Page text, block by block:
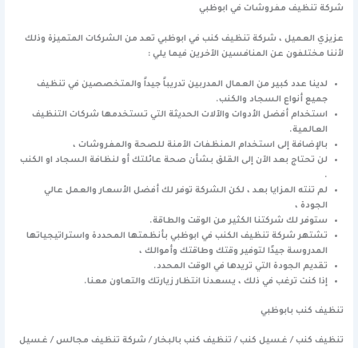
شركة تنظيف مفروشات في ابوظبي
عزيزي العميل ، شركة تنظيف كنب في ابوظبي تعد من الشركات المتميزة وذلك
لأننا مختلفون عن المنافسين الآخرين فيما يلي :
لدينا عدد كبير من العمال المدربين تدريباً جيداً والمتخصصين في تنظيف
جميع أنواع السجاد والكنب.
استخدام أفضل الأدوات والآلات الحديثة التي تستخدمها شركات التنظيف
العالمية.
بالإضافة إلى استخدام المنظفات الآمنة للصحة والمفروشات ،
لن تحتاج بعد الآن إلى القلق بشأن صحة عائلتك أو لنظافة السجاد او الكنب
.
لم تنته المزايا بعد ، لكن الشركة توفر لك أفضل الأسعار والعمل عالي
الجودة ،
ستوفر لك شركتنا الكثير من الوقت والطاقة.
تشتهر شركة تنظيف الكنب في ابوظبي بأنظمتها المحددة واستراتيجياتها
المدروسة جيدًا لتوفير وقتك وطاقتك وأموالك ،
تقديم الجودة التي تريدها في الوقت المحدد.
إذا كنت ترغب في ذلك ، يسعدنا انتظار زيارتك والتعاون معنا.
تنظيف كنب بابوظبي
تنظيف كنب / غسيل كنب / تنظيف كنب بالبخار / شركة تنظيف مجالس / غسيل